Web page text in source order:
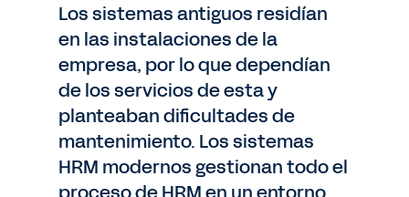
Los sistemas antiguos residían
en las instalaciones de la
empresa, por lo que dependían
de los servicios de esta y
planteaban dificultades de
mantenimiento. Los sistemas
HRM modernos gestionan todo el